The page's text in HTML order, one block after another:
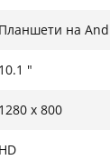
для
Планшети на
10.1 "
1280 x 800
HD